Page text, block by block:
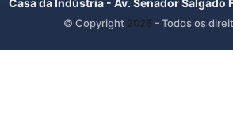
Casa da Indústria - Av. Senador
© Copyright 2026 - Todos os